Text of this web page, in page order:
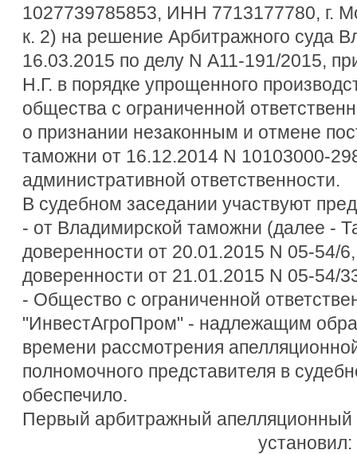
1027739785853, ИНН 7713177780, г.
к. 2) на решение Арбитражного суда
16.03.2015 по делу N А11-191/2015,
Н.Г. в порядке упрощенного
общества с ограниченной
о признании незаконным и отмене
таможни от 16.12.2014 N 10103000-
административной ответственности.
В судебном заседании участвуют
- от Владимирской таможни (далее -
доверенности от 20.01.2015 N 05-54/
доверенности от 21.01.2015 N 05-54/
- Общество с ограниченной
"ИнвестАгроПром" - надлежащим
времени рассмотрения
полномочного представителя в
обеспечило.
Первый арбитражный апелляционный
установил: